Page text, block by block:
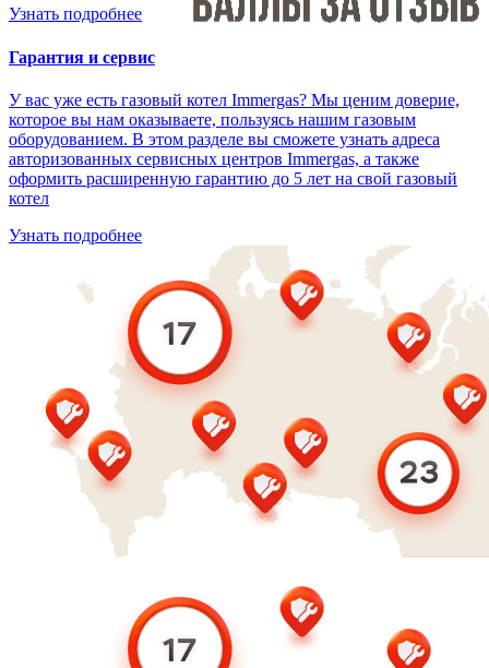
Узнать подробнее
Гарантия и сервис
У вас уже есть газовый котел Immergas? Мы ценим доверие,
которое вы нам оказываете, пользуясь нашим газовым
оборудованием. В этом разделе вы сможете узнать адреса
авторизованных сервисных центров Immergas, а также
оформить расширенную гарантию до 5 лет на свой газовый
котел
Узнать подробнее